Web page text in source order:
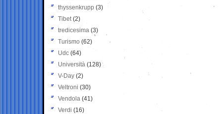
thyssenkrupp (3)
Tibet(2)
tredicesima (3)
Turismo (62)
Udc (64)
Università (128)
V-Day (2)
Veltroni (30)
Vendola (41)
Verdi (16)